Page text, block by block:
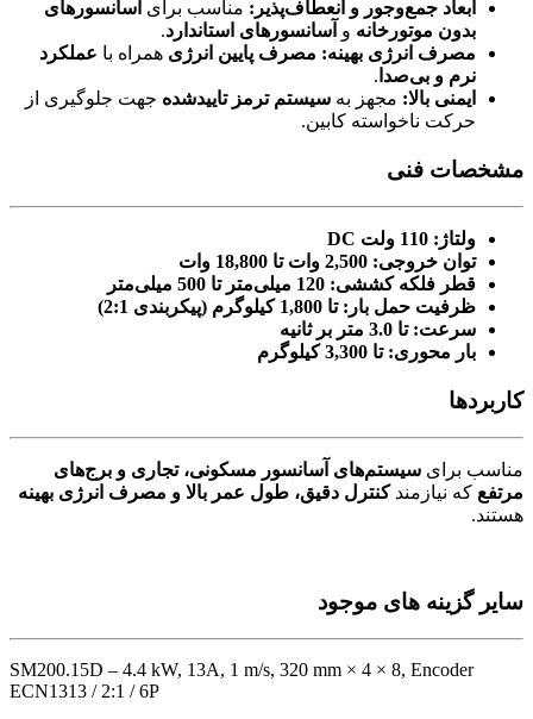
ابعاد جمع‌وجور و انعطاف‌پذیر: مناسب برای آسانسورهای
بدون موتورخانه و آسانسورهای استاندارد.
مصرف انرژی بهینه: مصرف پایین انرژی همراه با عملکرد
نرم و بی‌صدا .
ایمنی بالا: مجهز به سیستم ترمز تاییدشده جهت جلوگیری از
حرکت ناخواسته کابین.
مشخصات فنی
ولتاژ: 110 ولت DC
توان خروجی: 2,500 وات تا 18,800 وات
قطر فلکه کششی: 120 میلی‌متر تا 500 میلی‌متر
ظرفیت حمل بار: تا 1,800 کیلوگرم (پیکربندی 2:1)
سرعت: تا 3.0 متر بر ثانیه
بار محوری: تا 3,300 کیلوگرم
کاربردها
مناسب برای سیستم‌های آسانسور مسکونی، تجاری و برج‌های
مرتفع که نیازمندکنترل دقیق، طول عمر بالا و مصرف انرژی بهینه
هستند.
سایر گزینه های موجود
SM200.15D – 4.4 kW, 13A, 1 m/s, 320 mm × 4 × 8, Encoder
ECN1313 / 2:1 / 6P